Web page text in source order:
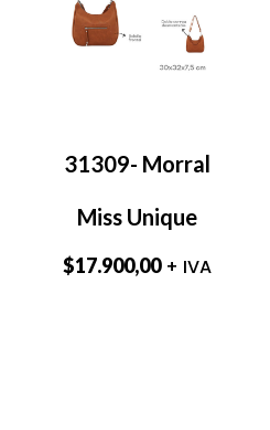
31309- Morral
Miss Unique
$17.900,00 + IVA